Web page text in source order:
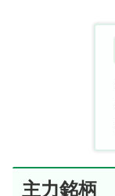
主力銘柄